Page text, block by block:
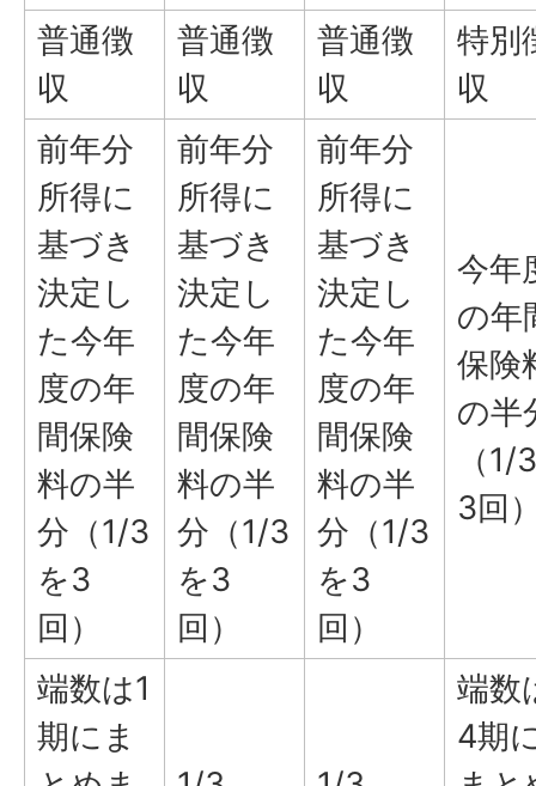
普通徴
収
普通徴
収
普通徴
収
特別
収
前年分
所得に
基づき
決定し
た今年
度の年
間保険
料の半
分（1/3
を3
回）
前年分
所得に
基づき
決定し
た今年
度の年
間保険
料の半
分（1/3
を3
回）
前年分
所得に
基づき
決定し
た今年
度の年
間保険
料の半
分（1/3
を3
回）
今年
の年
保険
の半
（1/
3回
端数は1
期にま
端数
4期